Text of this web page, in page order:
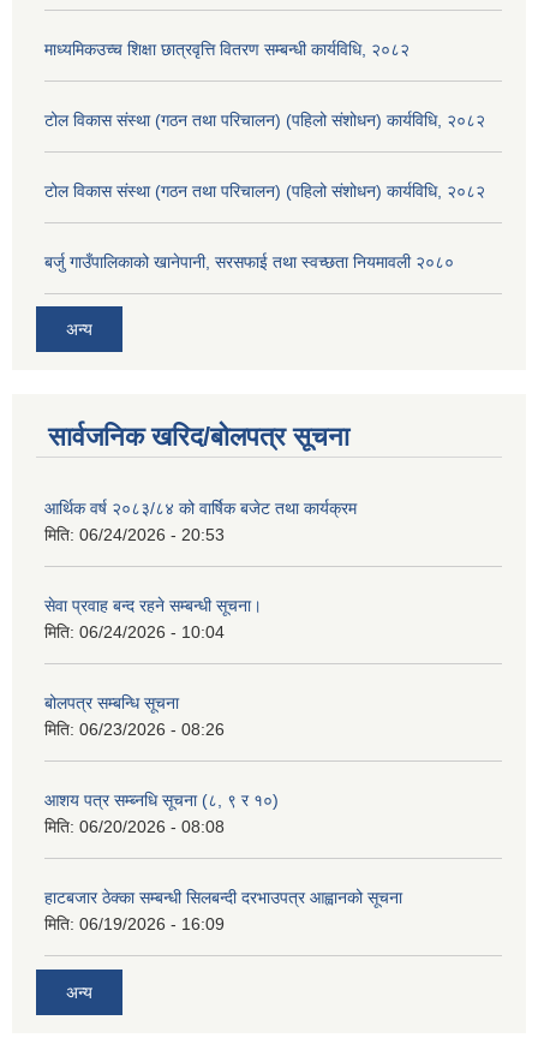
माध्यमिकउच्च शिक्षा छात्रवृत्ति वितरण सम्बन्धी कार्यविधि, २०८२
टोल विकास संस्था (गठन तथा परिचालन) (पहिलो संशोधन) कार्यविधि, २०८२
टोल विकास संस्था (गठन तथा परिचालन) (पहिलो संशोधन) कार्यविधि, २०८२
बर्जु गाउँपालिकाको खानेपानी, सरसफाई तथा स्वच्छता नियमावली २०८०
अन्य
सार्वजनिक खरिद/बोलपत्र सूचना
आर्थिक वर्ष २०८३/८४ को वार्षिक बजेट तथा कार्यक्रम
मिति: 06/24/2026 - 20:53
सेवा प्रवाह बन्द रहने सम्बन्धी सूचना।
मिति: 06/24/2026 - 10:04
बोलपत्र सम्बन्धि सूचना
मिति: 06/23/2026 - 08:26
आशय पत्र सम्ब्नधि सूचना (८, ९ र १०)
मिति: 06/20/2026 - 08:08
हाटबजार ठेक्का सम्बन्धी सिलबन्दी दरभाउपत्र आह्वानको सूचना
मिति: 06/19/2026 - 16:09
अन्य